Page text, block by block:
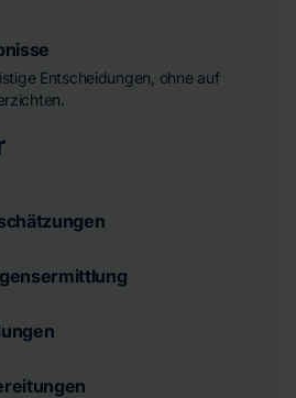
Entscheidungen, ohne auf